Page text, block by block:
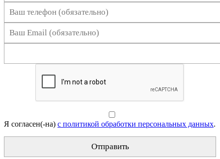
Я согласен(-на) с политикой обработки персональных данных.